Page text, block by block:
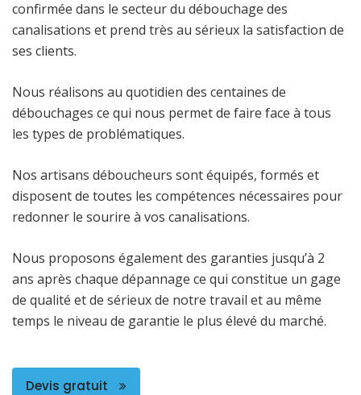
confirmée dans le secteur du débouchage des
canalisations et prend très au sérieux la satisfaction de
ses clients.
Nous réalisons au quotidien des centaines de
débouchages ce qui nous permet de faire face à tous
les types de problématiques.
Nos artisans déboucheurs sont équipés, formés et
disposent de toutes les compétences nécessaires pour
redonner le sourire à vos canalisations.
Nous proposons également des garanties jusqu’à 2
ans après chaque dépannage ce qui constitue un gage
de qualité et de sérieux de notre travail et au même
temps le niveau de garantie le plus élevé du marché.
Devis gratuit